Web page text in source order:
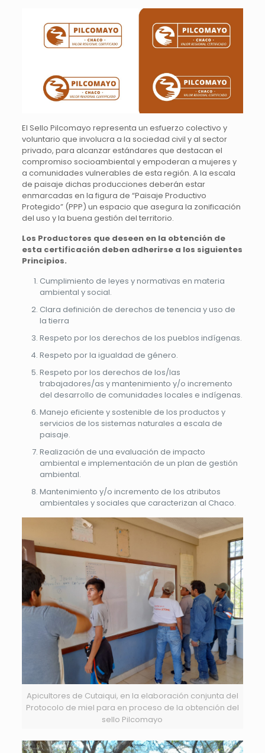
El Sello Pilcomayo representa un esfuerzo colectivo y
voluntario que involucra a la sociedad civil y al sector
privado, para alcanzar estándares que destacan el
compromiso socioambiental y empoderan a mujeres y
a comunidades vulnerables de esta región. A la escala
de paisaje dichas producciones deberán estar
enmarcadas en la figura de “Paisaje Productivo
Protegido” (PPP) un espacio que asegura la zonificación
del uso y la buena gestión del territorio.
Los Productores que deseen en la obtención de
esta certificación deben adherirse a los siguientes
Principios.
Cumplimiento de leyes y normativas en materia
ambiental y social.
Clara definición de derechos de tenencia y uso de
la tierra
Respeto por los derechos de los pueblos indígenas.
Respeto por la igualdad de género.
Respeto por los derechos de los/las
trabajadores/as y mantenimiento y/o incremento
del desarrollo de comunidades locales e indígenas.
Manejo eficiente y sostenible de los productos y
servicios de los sistemas naturales a escala de
paisaje.
Realización de una evaluación de impacto
ambiental e implementación de un plan de gestión
ambiental.
Mantenimiento y/o incremento de los atributos
ambientales y sociales que caracterizan al Chaco.
Apicultores de Cutaiqui, en la elaboración conjunta del
Protocolo de miel para en proceso de la obtención del
sello Pilcomayo